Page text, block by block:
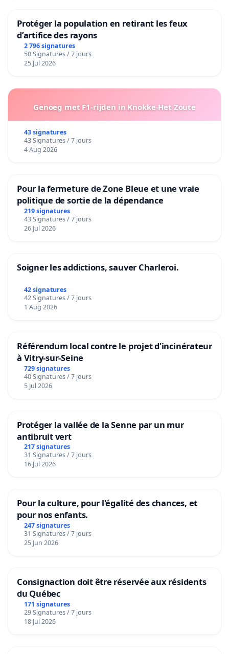
Protéger la population en retirant les feux
d’artifice des rayons
2 796 signatures
50 Signatures / 7 jours
25 Jul 2026
Genoeg met F1-rijden in Knokke-Het Zoute
43 signatures
43 Signatures / 7 jours
4 Aug 2026
Pour la fermeture de Zone Bleue et une vraie
politique de sortie de la dépendance
219 signatures
43 Signatures / 7 jours
26 Jul 2026
Soigner les addictions, sauver Charleroi.
42 signatures
42 Signatures / 7 jours
1 Aug 2026
Référendum local contre le projet d'incinérateur
à Vitry-sur-Seine
729 signatures
40 Signatures / 7 jours
5 Jul 2026
Protéger la vallée de la Senne par un mur
antibruit vert
217 signatures
31 Signatures / 7 jours
16 Jul 2026
Pour la culture, pour l'égalité des chances, et
pour nos enfants.
247 signatures
31 Signatures / 7 jours
25 Jun 2026
Consignaction doit être réservée aux résidents
du Québec
171 signatures
29 Signatures / 7 jours
18 Jul 2026